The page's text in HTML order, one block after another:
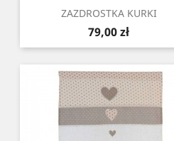
ZAZDROSTKA KURKI
Cena
79,00 zł